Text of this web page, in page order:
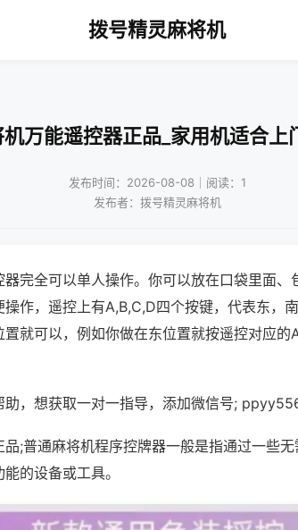
拨号精灵麻将机
万能遥控器正品_家用机适合
发布时间：2026-08-08｜阅读：1
发布者：拨号精灵麻将机
完全可以单人操作。你可以放在口袋里面、
作，遥控上有A,B,C,D四个按键，代表东，
就可以，例如你做在东位置就按遥控对应的
，想获取一对一指导，添加微信号;
;普通麻将机程序控牌器一般是指通过一些
的设备或工具。